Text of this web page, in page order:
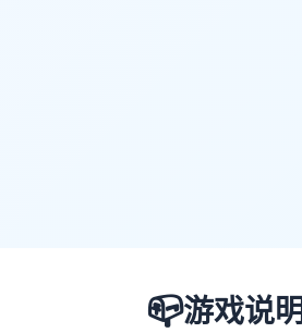
📪游戏说明